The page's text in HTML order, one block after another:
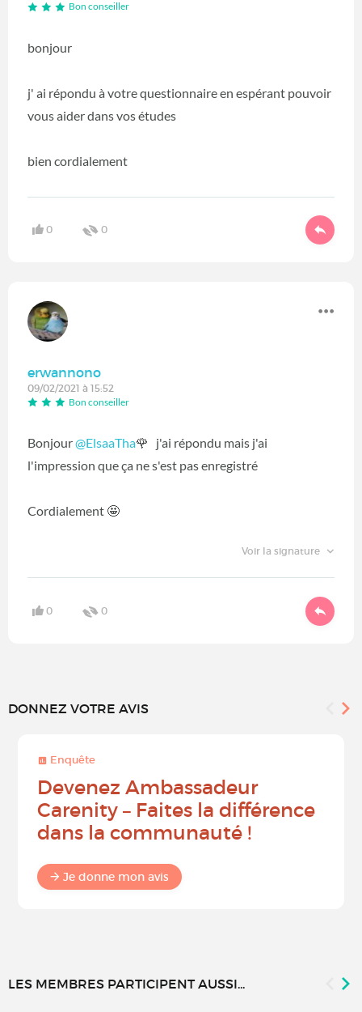
Bon conseiller
bonjour
j' ai répondu à votre questionnaire en espérant pouvoir
vous aider dans vos études
bien cordialement
0 0
erwannono
09/02/2021 à 15:52
Bon conseiller
Bonjour@ElsaaTha‍🌹 j'ai répondu mais j'ai
l'impression que ça ne s'est pas enregistré
Cordialement 🤩
Voir la signature
0 0
DONNEZ VOTRE AVIS
Enquête
Devenez Ambassadeur
Carenity – Faites la différence
dans la communauté !
Je donne mon avis
LES MEMBRES PARTICIPENT AUSSI...